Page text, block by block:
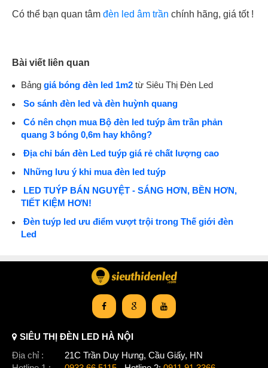
Có thể bạn quan tâm đèn led âm trần chính hãng, giá tốt !
Bài viết liên quan
Bảng giá bóng đèn led 1m2 từ Siêu Thị Đèn Led
So sánh đèn led và đèn huỳnh quang
Có nên chọn mua Bộ đèn led tuýp âm trần phản
quang 3 bóng 0,6m hay không?
Địa chỉ bán đèn Led tuýp giá rẻ chất lượng cao
Những lưu ý khi mua đèn led tuýp
LED TUÝP BÁN NGUYỆT - SÁNG HƠN, BỀN HƠN,
TIẾT KIỆM HƠN!
Đèn tuýp led ưu điểm vượt trội trong Thế giới đèn
Led
SIÊU THỊ ĐÈN LED HÀ NỘI
Địa chỉ :
21C Trần Duy Hưng, Cầu Giấy, HN